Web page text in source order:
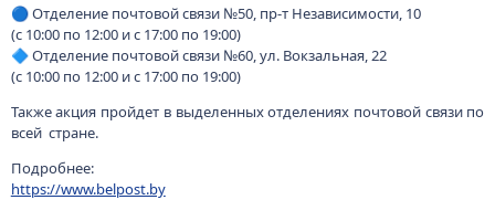
🔵 Отделение почтовой связи №50, пр-т Независимости, 10
(с 10:00 по 12:00 и с 17:00 по 19:00)
🔷 Отделение почтовой связи №60, ул. Вокзальная, 22
(с 10:00 по 12:00 и с 17:00 по 19:00)
Также акция пройдет в выделенных отделениях почтовой связи по
всей стране.
Подробнее:
https://www.belpost.by